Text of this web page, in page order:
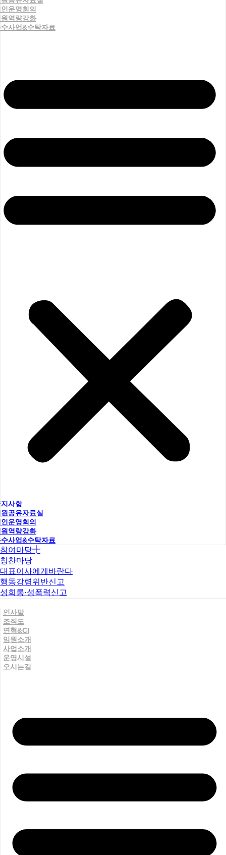
운영회의
역량강화
사업&수탁자료
사항
공유자료실
운영회의
역량강화
사업&수탁자료
참여마당
칭찬마당
대표이사에게바란다
행동강령위반신고
성희롱·성폭력신고
인사말
조직도
연혁&CI
임원소개
사업소개
운영시설
오시는길